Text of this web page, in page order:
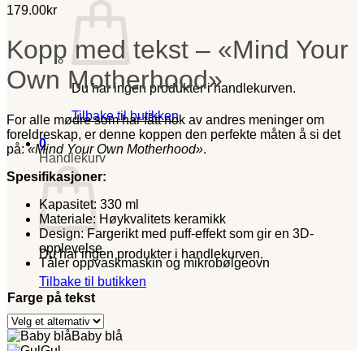
Du har ingen produkter i handlekurven.
Tilbake til butikken
0
Handlekurv
Du har ingen produkter i handlekurven.
Tilbake til butikken
179.00kr
Kopp med tekst – «Mind Your
Own Motherhood»
For alle mødre som har fått nok av andres meninger om
foreldreskap, er denne koppen den perfekte måten å si det
på:«Mind Your Own Motherhood».
Spesifikasjoner:
Kapasitet: 330 ml
Materiale: Høykvalitets keramikk
Design: Fargerikt med puff-effekt som gir en 3D-
opplevelse
Tåler oppvaskmaskin og mikrobølgeovn
Farge på tekst
Baby blå